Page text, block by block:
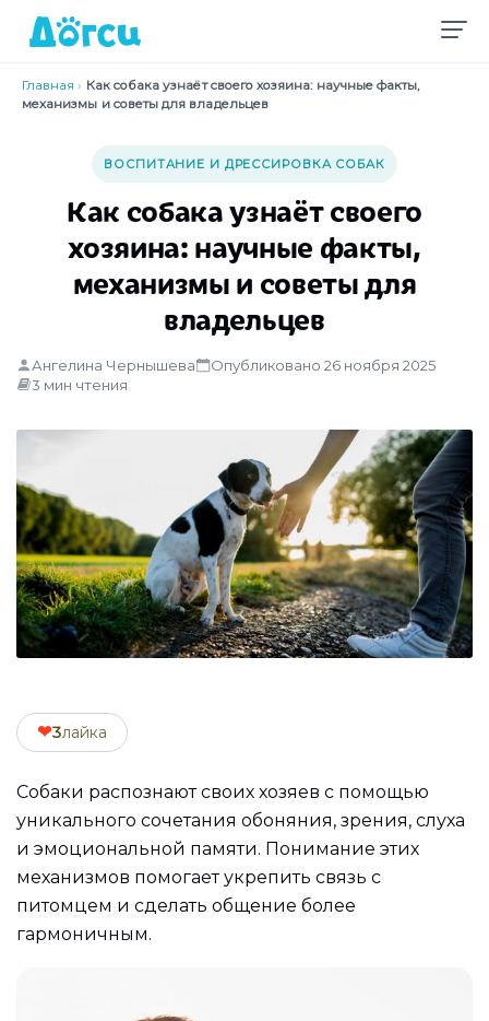
Главная › Как собака узнаёт своего хозяина: научные факты,
механизмы и советы для владельцев
ВОСПИТАНИЕ И ДРЕССИРОВКА СОБАК
Как собака узнаёт своего
хозяина: научные факты,
механизмы и советы для
владельцев
Ангелина Чернышева
Опубликовано 26 ноября 2025
3 мин чтения
❤3лайка
Собаки распознают своих хозяев с помощью
уникального сочетания обоняния, зрения, слуха
и эмоциональной памяти. Понимание этих
механизмов помогает укрепить связь с
питомцем и сделать общение более
гармоничным.